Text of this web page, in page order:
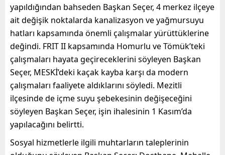
yapıldığından bahseden Başkan Seçer, 4 merkez ilçeye
ait değişik noktalarda kanalizasyon ve yağmursuyu
hatları kapsamında önemli çalışmalar yürüttüklerine
değindi. FRIT II kapsamında Homurlu ve Tömük’teki
çalışmaları hayata geçireceklerini söyleyen Başkan
Seçer, MESKİ’deki kaçak kayba karşı da modern
çalışmaları faaliyete aldıklarını söyledi. Mezitli
ilçesinde de içme suyu şebekesinin değişeceğini
söyleyen Başkan Seçer, işin ihalesinin 1 Kasım’da
yapılacağını belirtti.
Sosyal hizmetlerle ilgili muhtarların taleplerinin